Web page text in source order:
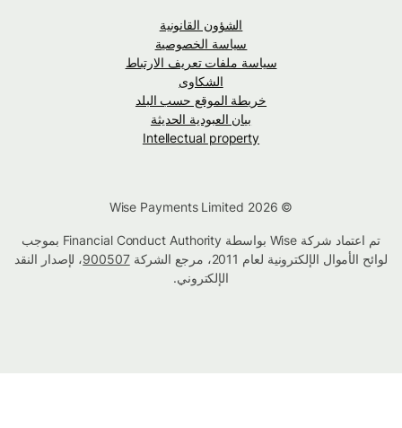
الشؤون القانونية
سياسة الخصوصية
سياسة ملفات تعريف الارتباط
الشكاوى
خريطة الموقع حسب البلد
بيان العبودية الحديثة
Intellectual property
تم اعتماد شركة Wise بواسطة Financial Conduct Authority بموجب
لوائح الأموال الإلكترونية لعام 2011، مرجع الشركة
900507، لإصدار النقد
الإلكتروني.